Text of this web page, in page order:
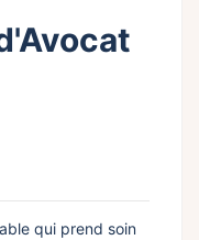
qui prend soin